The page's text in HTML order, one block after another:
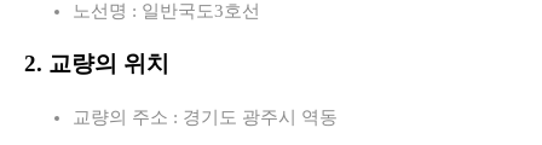
노선명 : 일반국도3호선
2. 교량의 위치
교량의 주소 : 경기도 광주시 역동